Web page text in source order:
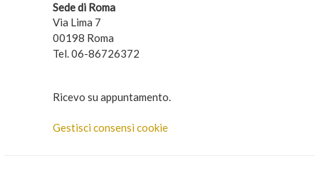
Sede di Roma
Via Lima 7
00198 Roma
Tel. 06-86726372
Ricevo su appuntamento.
Gestisci consensi cookie